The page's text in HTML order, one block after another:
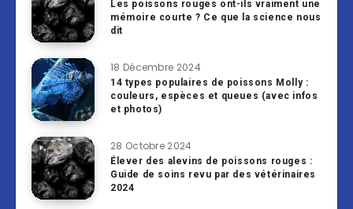
Les poissons rouges ont-ils vraiment une
mémoire courte ? Ce que la science nous
dit
18 Décembre 2024
14 types populaires de poissons Molly :
couleurs, espèces et queues (avec infos
et photos)
28 Octobre 2024
Élever des alevins de poissons rouges :
Guide de soins revu par des vétérinaires
2024